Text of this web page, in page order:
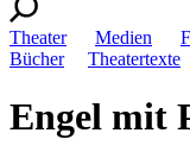
Theater Medien
Bücher
Theatertexte
Engel mit